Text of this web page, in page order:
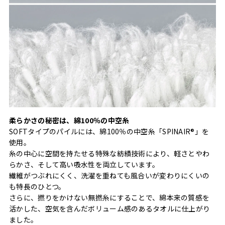
柔らかさの秘密は、綿100％の中空糸
SOFTタイプのパイルには、綿100％の中空糸「SPINAIR®」を
使用。
糸の中心に空間を持たせる特殊な紡績技術により、軽さとやわ
らかさ、そして高い吸水性を両立しています。
繊維がつぶれにくく、洗濯を重ねても風合いが変わりにくいの
も特長のひとつ。
さらに、撚りをかけない無撚糸にすることで、綿本来の質感を
活かした、空気を含んだボリューム感のあるタオルに仕上がり
ました。